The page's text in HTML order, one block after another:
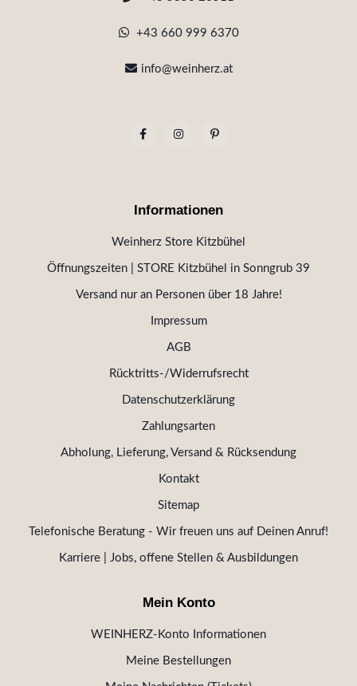
+43 660 999 6370
info@weinherz.at
Informationen
Weinherz Store Kitzbühel
Öffnungszeiten | STORE Kitzbühel in Sonngrub 39
Versand nur an Personen über 18 Jahre!
Impressum
AGB
Rücktritts-/Widerrufsrecht
Datenschutzerklärung
Zahlungsarten
Abholung, Lieferung, Versand & Rücksendung
Kontakt
Sitemap
Telefonische Beratung - Wir freuen uns auf Deinen Anruf!
Karriere | Jobs, offene Stellen & Ausbildungen
Mein Konto
WEINHERZ-Konto Informationen
Meine Bestellungen